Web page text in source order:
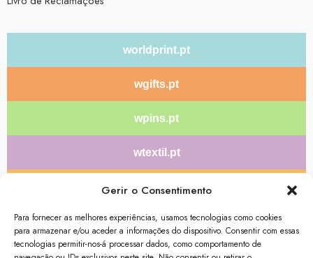
Gerir o Consentimento
Para fornecer as melhores experiências, usamos tecnologias como cookies
para armazenar e/ou aceder a informações do dispositivo. Consentir com essas
tecnologias permitir-nos-á processar dados, como comportamento de
worldprint.pt
wgifts.pt
wpins.pt
wtextil.pt
wlanyards.pt
wdisplays.pt
bolasdonatal.pt